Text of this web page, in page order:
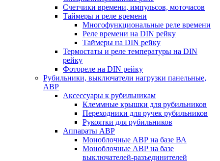
Счетчики времени, импульсов, моточасов
Таймеры и реле времени
Многофункциональные реле времени
Реле времени на DIN рейку
Таймеры на DIN рейку
Термостаты и реле температуры на DIN
рейку
Фотореле на DIN рейку
Рубильники, выключатели нагрузки панельные,
АВР
Аксессуары к рубильникам
Клеммные крышки для рубильников
Переходники для ручек рубильников
Рукоятки для рубильников
Аппараты АВР
Моноблочные АВР на базе ВА
Моноблочные АВР на базе
выключателей-разъединителей